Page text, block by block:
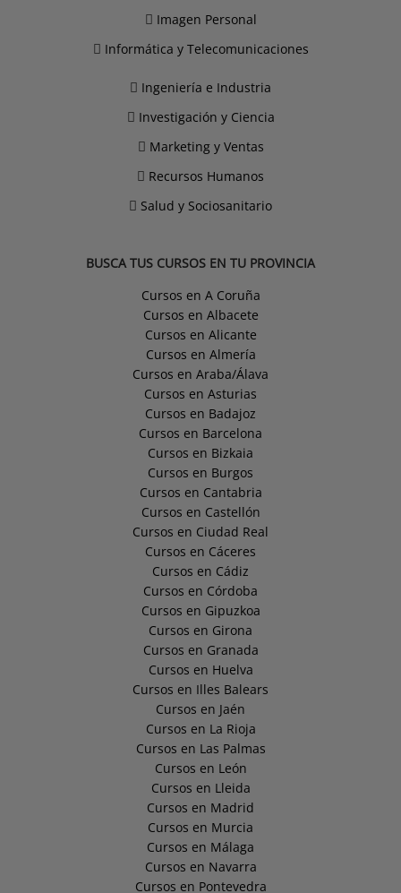
Imagen Personal
Informática y Telecomunicaciones
Ingeniería e Industria
Investigación y Ciencia
Marketing y Ventas
Recursos Humanos
Salud y Sociosanitario
BUSCA TUS CURSOS EN TU PROVINCIA
Cursos en A Coruña
Cursos en Albacete
Cursos en Alicante
Cursos en Almería
Cursos en Araba/Álava
Cursos en Asturias
Cursos en Badajoz
Cursos en Barcelona
Cursos en Bizkaia
Cursos en Burgos
Cursos en Cantabria
Cursos en Castellón
Cursos en Ciudad Real
Cursos en Cáceres
Cursos en Cádiz
Cursos en Córdoba
Cursos en Gipuzkoa
Cursos en Girona
Cursos en Granada
Cursos en Huelva
Cursos en Illes Balears
Cursos en Jaén
Cursos en La Rioja
Cursos en Las Palmas
Cursos en León
Cursos en Lleida
Cursos en Madrid
Cursos en Murcia
Cursos en Málaga
Cursos en Navarra
Cursos en Pontevedra